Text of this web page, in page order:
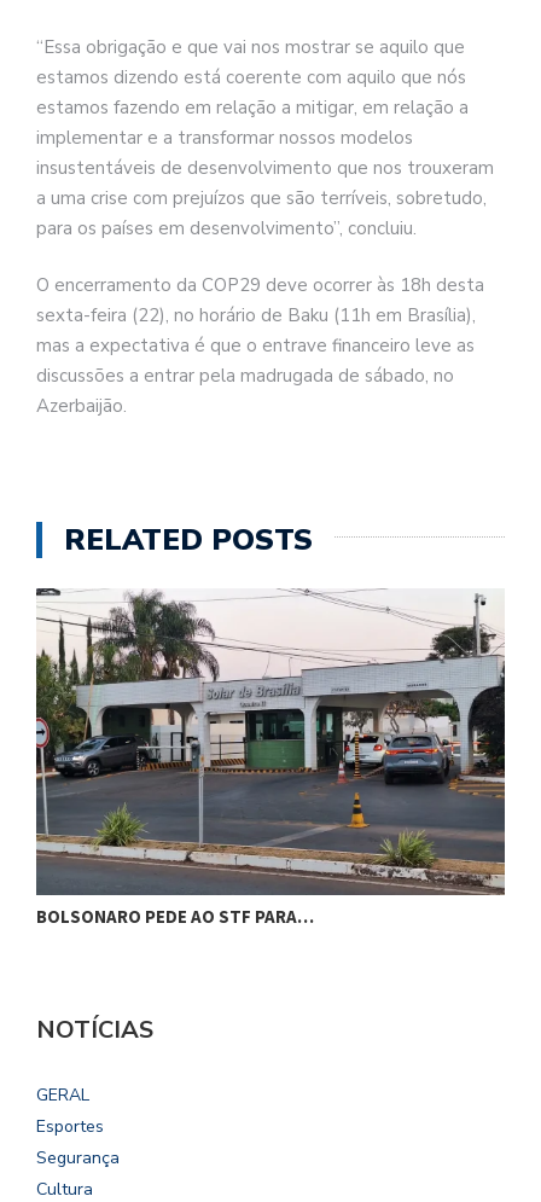
“Essa obrigação e que vai nos mostrar se aquilo que
estamos dizendo está coerente com aquilo que nós
estamos fazendo em relação a mitigar, em relação a
implementar e a transformar nossos modelos
insustentáveis de desenvolvimento que nos trouxeram
a uma crise com prejuízos que são terríveis, sobretudo,
para os países em desenvolvimento”, concluiu.
O encerramento da COP29 deve ocorrer às 18h desta
sexta-feira (22), no horário de Baku (11h em Brasília),
mas a expectativa é que o entrave financeiro leve as
discussões a entrar pela madrugada de sábado, no
Azerbaijão.
RELATED POSTS
BOLSONARO PEDE AO STF PARA…
NOTÍCIAS
GERAL
Esportes
Segurança
Cultura